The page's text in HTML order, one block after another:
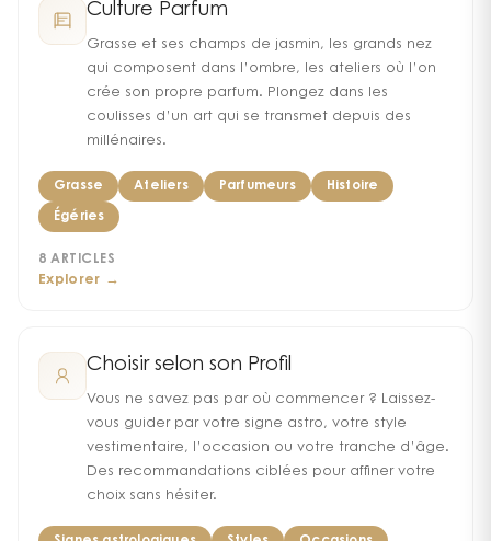
Culture Parfum
Grasse et ses champs de jasmin, les grands nez
qui composent dans l’ombre, les ateliers où l’on
crée son propre parfum. Plongez dans les
coulisses d’un art qui se transmet depuis des
millénaires.
Grasse Ateliers Parfumeurs Histoire
Égéries
8 ARTICLES
Explorer →
Choisir selon son Profil
Vous ne savez pas par où commencer ? Laissez-
vous guider par votre signe astro, votre style
vestimentaire, l’occasion ou votre tranche d’âge.
Des recommandations ciblées pour affiner votre
choix sans hésiter.